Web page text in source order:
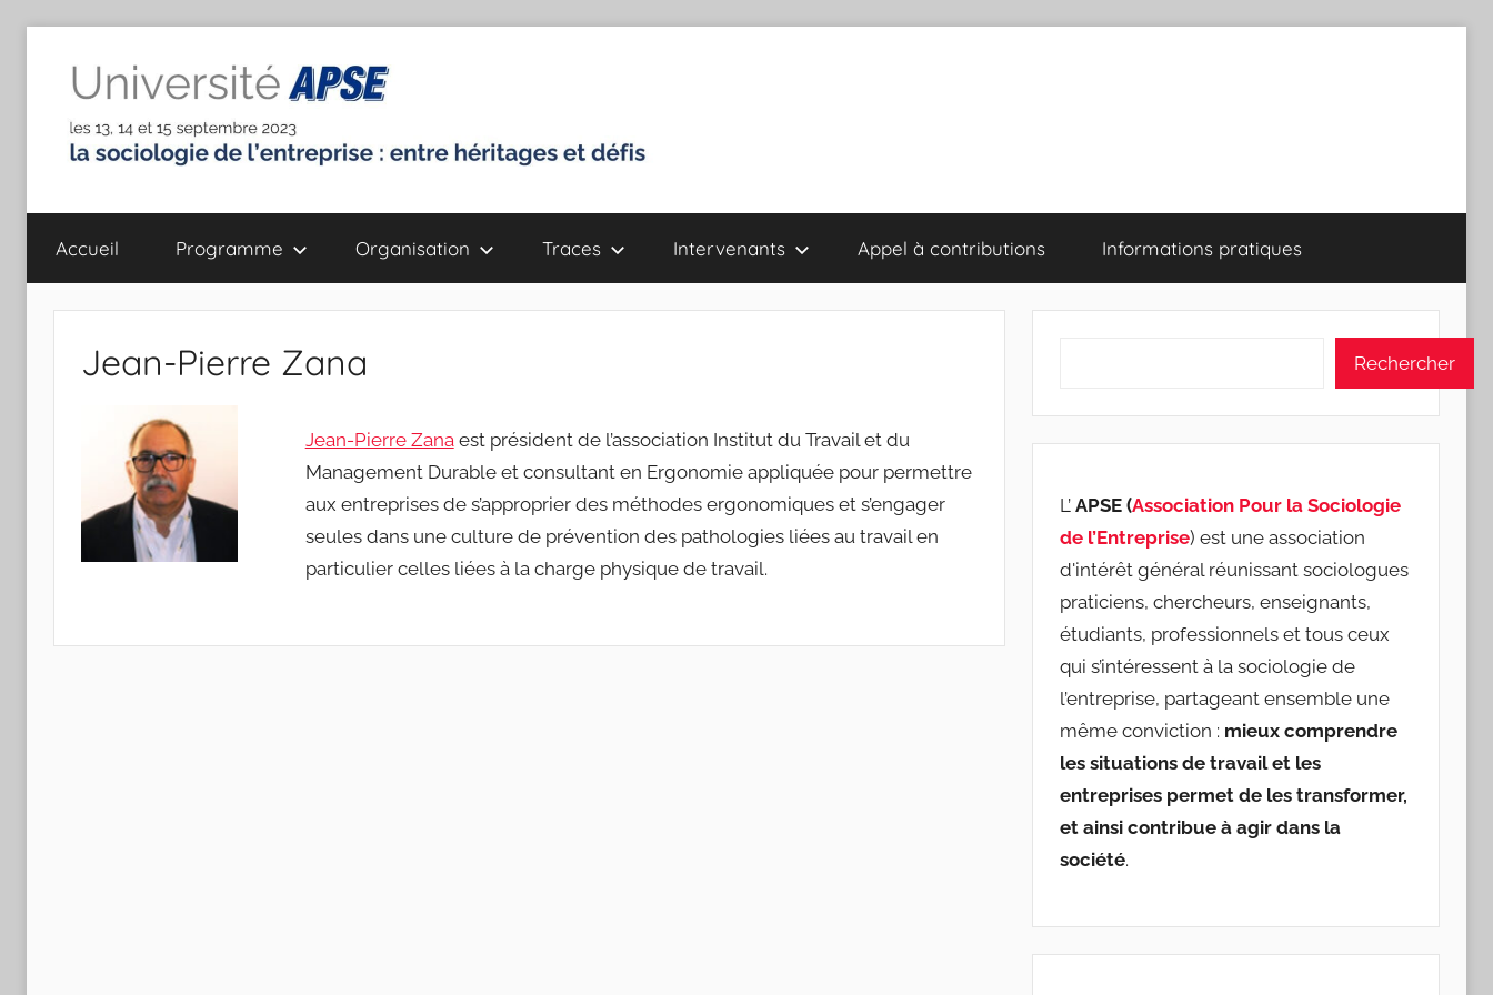
contenu
Université
de
Pour
Sociologie
de
l'Entreprise
sociologie
de
héritages
Accueil Programme Organisation Traces Intervenants Appel à contributions Informations pratiques
Jean-Pierre Zana
Jean-Pierre Zanaest président de l’association Institut du Travail et du
Management Durable et consultant en Ergonomie appliquée pour permettre
aux entreprises de s’approprier des méthodes ergonomiques et s’engager
seules dans une culture de prévention des pathologies liées au travail en
particulier celles liées à la charge physique de travail.
Rechercher
L’ APSE (Association Pour la Sociologie
de l’Entreprise) est une association
d'intérêt général réunissant sociologues
praticiens, chercheurs, enseignants,
étudiants, professionnels et tous ceux
qui s’intéressent à la sociologie de
l’entreprise, partageant ensemble une
même conviction : mieux comprendre
les situations de travail et les
entreprises permet de les transformer,
et ainsi contribue à agir dans la
société.